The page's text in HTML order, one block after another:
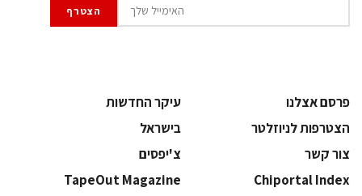
פרסם אצלנו
עיקר החדשות
הצטרפות לניוזלטר
בישראל
צור קשר
צ'יפסים
Chiportal Index
TapeOut Magazine